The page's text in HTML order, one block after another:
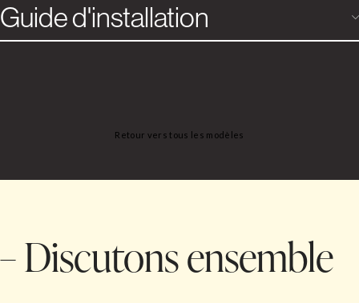
Guide d'installation
Retour vers tous les modèles
– Discutons ensemble